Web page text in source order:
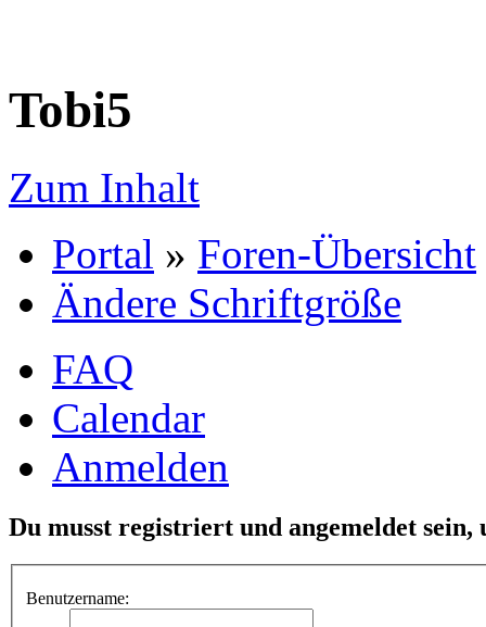
Tobi5
Zum Inhalt
Portal » Foren-Übersicht
Ändere Schriftgröße
FAQ
Calendar
Anmelden
Du musst registriert und angemeldet
Benutzername: